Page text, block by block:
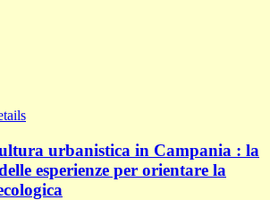
urbanistica in Campania : la
esperienze per orientare la